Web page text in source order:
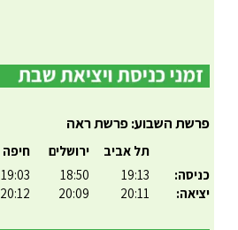
פרשת השבוע: פרשת ראה
כניסה:
יציאה:
תל אביב
19:13
20:11
ירושלים
18:50
20:09
חיפה
19:03
20:12